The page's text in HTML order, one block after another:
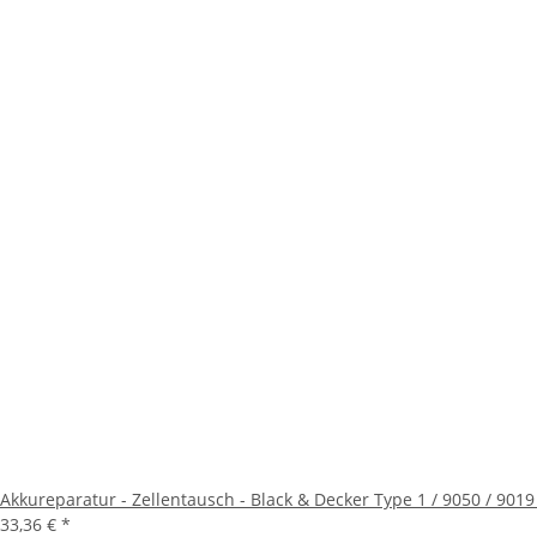
Akkureparatur - Zellentausch - Black & Decker Type 1 / 9050 /
33,36 € *